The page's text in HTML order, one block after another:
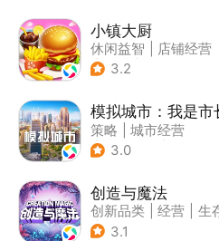
小镇大厨
休闲益智
店铺经营
| 美食
3.2
模拟城市：我是市
策略
城市经营
| 模拟城市
3.0
创造与魔法
创新品类 经营
生
| 开放世界
3.1